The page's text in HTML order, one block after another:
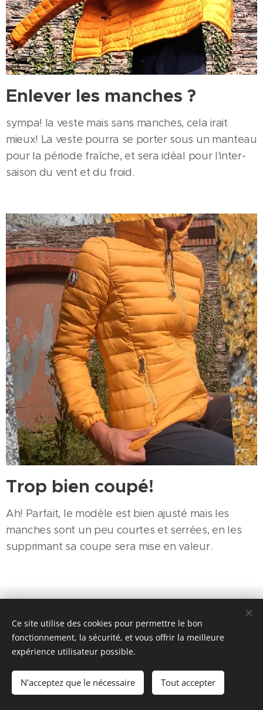
Enlever les manches ?
sympa! la veste mais sans manches, cela irait
mieux! La veste pourra se porter sous un manteau
pour la période fraîche, et sera idéal pour l'inter-
saison du vent et du froid.
Trop bien coupé!
Ah! Parfait, le modèle est bien ajusté mais les
manches sont un peu courtes et serrées, en les
supprimant sa coupe sera mise en valeur.
/
AGENDA
CGU
confidentialité
SUPPRESSIONS DES DONNEES
Powered byWebnode Cookies
Ce site utilise des cookies pour permettre le bon
fonctionnement, la sécurité, et vous offrir la meilleure
expérience utilisateur possible.
N'acceptez que le nécessaire Tout accepter